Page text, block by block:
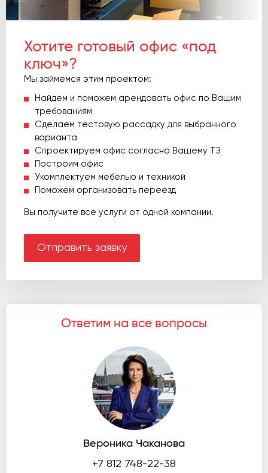
Хотите готовый офис «под
ключ»?
Мы займемся этим проектом:
Найдем и поможем арендовать офис по Вашим
требованиям
Сделаем тестовую рассадку для выбранного
варианта
Спроектируем офис согласно Вашему ТЗ
Построим офис
Укомплектуем мебелью и техникой
Поможем организовать переезд
Вы получите все услуги от одной компании.
Отправить заявку
Ответим на все вопросы
Вероника Чаканова
+7 812 748-22-38